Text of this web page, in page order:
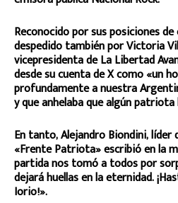
Reconocido por sus posiciones
despedido también por Victoria
vicepresidenta de La Libertad
desde su cuenta de X como «un
profundamente a nuestra
y que anhelaba que algún
En tanto, Alejandro Biondini,
«Frente Patriota» escribió en la
partida nos tomó a todos por
dejará huellas en la eternidad.
Iorio!».